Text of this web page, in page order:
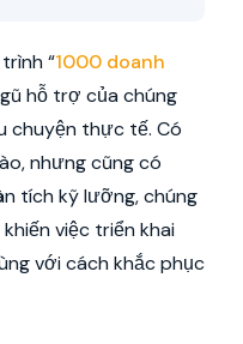
“1000 doanh
hỗ trợ của chúng
chuyện thực tế. Có
nhưng cũng có
tích kỹ lưỡng, chúng
việc triển khai
với cách khắc phục